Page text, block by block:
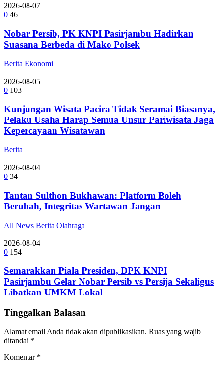
2026-08-07
0 46
Nobar Persib, PK KNPI Pasirjambu Hadirkan
Suasana Berbeda di Mako Polsek
Berita Ekonomi
2026-08-05
0 103
Kunjungan Wisata Pacira Tidak Seramai Biasanya,
Pelaku Usaha Harap Semua Unsur Pariwisata Jaga
Kepercayaan Wisatawan
Berita
2026-08-04
0 34
Tantan Sulthon Bukhawan: Platform Boleh
Berubah, Integritas Wartawan Jangan
All News Berita Olahraga
2026-08-04
0 154
Semarakkan Piala Presiden, DPK KNPI
Pasirjambu Gelar Nobar Persib vs Persija Sekaligus
Libatkan UMKM Lokal
Tinggalkan Balasan
Alamat email Anda tidak akan dipublikasikan. Ruas yang wajib
ditandai *
Komentar *